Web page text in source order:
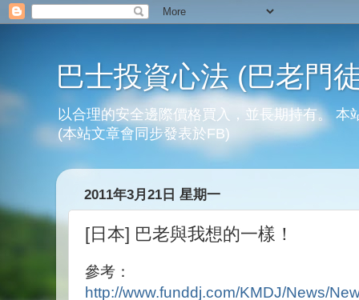
巴士投資心法 (巴老門
以合理的安全邊際價格買入，並長期持有。
(本站文章會同步發表於FB)
2011年3月21日 星期一
[日本] 巴老與我想的一樣！
參考：
http://www.funddj.com/KMDJ/News/